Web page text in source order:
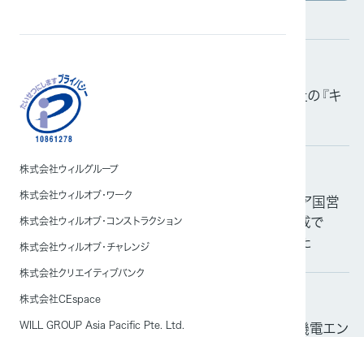
株式会社ウィルグループ
株式会社ウィルオブ・ワーク
株式会社ウィルオブ・コンストラクション
株式会社ウィルオブ・チャレンジ
株式会社クリエイティブバンク
株式会社CEspace
WILL GROUP Asia Pacific Pte. Ltd.
「日経電子版」および「日本経済新聞」にてにて当社の『キ
ャリアアップ支援』について紹介されました
2026.03.05 掲載情報
「日経電子版」にて当社が日本で初めてインドネシア国営
バス会社と大型バス運転・特定技能ドライバー育成で
MOU（基本合意書）の締結について紹介されました
2026.03.05 掲載情報
「日本経済新聞」および「日経電子版」にて当社の機電エン